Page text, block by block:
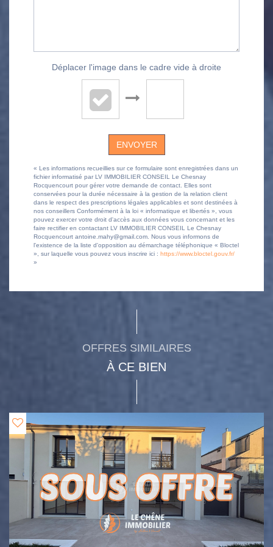
Déplacer l'image dans le cadre vide à droite
ENVOYER
« Les informations recueillies sur ce formulaire sont enregistrées dans un
fichier informatisé par LV IMMOBILIER CONSEIL Le Chesnay
Rocquencourt pour gérer votre demande de contact. Elles sont
conservées pour la durée nécessaire à la gestion de la relation client
dans le respect des prescriptions légales applicables et sont destinées à
nos conseillers Conformément à la loi « informatique et libertés », vous
pouvez exercer votre droit d'accès aux données vous concernant et les
faire rectifier en contactant LV IMMOBILIER CONSEIL Le Chesnay
Rocquencourt antoine.mahy@gmail.com. Nous vous informons de
l'existence de la liste d'opposition au démarchage téléphonique « Bloctel
», sur laquelle vous pouvez vous inscrire ici : https://www.bloctel.gouv.fr/
»
OFFRES SIMILAIRES
À CE BIEN